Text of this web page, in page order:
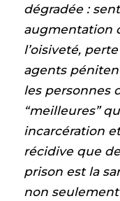
dégradée :
augmentation
l’oisiveté,
agents
les personnes
“meilleures”
incarcération
récidive que
prison est la
non